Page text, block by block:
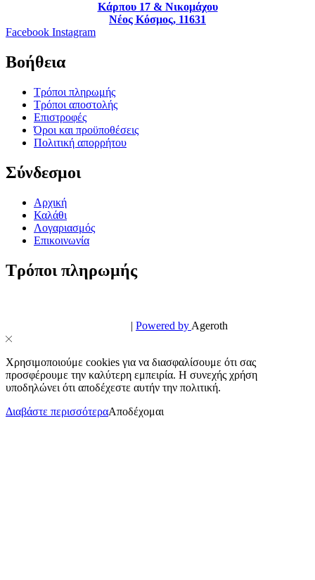
Κάρπου 17 & Νικομάχου
Νέος Κόσμος, 11631
Facebook Instagram
Βοήθεια
Τρόποι πληρωμής
Τρόποι αποστολής
Επιστροφές
Όροι και προϋποθέσεις
Πολιτική απορρήτου
Σύνδεσμοι
Αρχική
Καλάθι
Λογαριασμός
Επικοινωνία
Τρόποι πληρωμής
| Powered by Ageroth
Χρησιμοποιούμε cookies για να διασφαλίσουμε ότι σας
προσφέρουμε την καλύτερη εμπειρία. Η συνεχής χρήση
υποδηλώνει ότι αποδέχεστε αυτήν την πολιτική.
Διαβάστε περισσότεραΑποδέχομαι